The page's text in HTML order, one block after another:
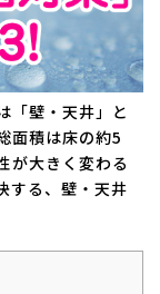
「壁・天井」と
面積は床の約5
が大きく変わる
する、壁・天井